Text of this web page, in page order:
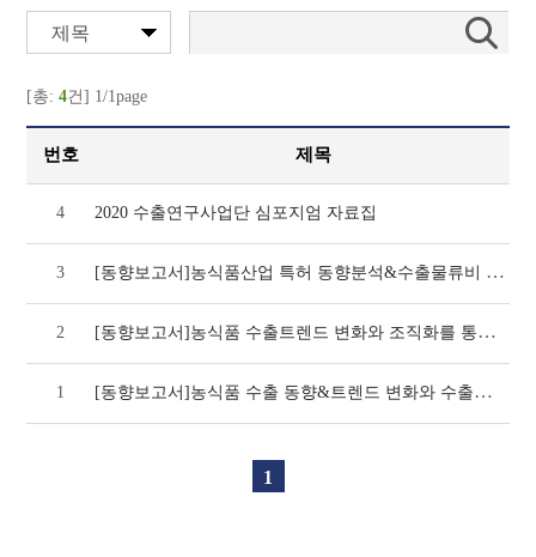
제목
[총:4건] 1/1page
번호 제목
4 2020 수출연구사업단 심포지엄 자료집
3 [동향보고서]농식품산업 특허 동향분석&수출물류비 폐지 관련 동향(1차년도)
2 [동향보고서]농식품 수출트렌드 변화와 조직화를 통한 수출활성화 방안(2차년도)
1 [동향보고서]농식품 수출 동향&트렌드 변화와 수출조직화 운영실태 및 개선방안
1